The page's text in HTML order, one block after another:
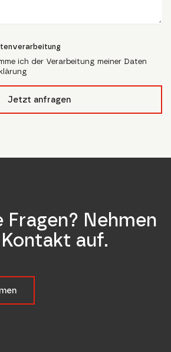
ich der Verarbeitung meiner Daten
Jetzt anfragen
Fragen? Nehmen
auf.